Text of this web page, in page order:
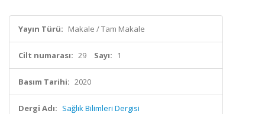
Yayın Türü: Makale / Tam Makale
Cilt numarası: 29 Sayı: 1
Basım Tarihi: 2020
Dergi Adı: Sağlık Bilimleri Dergisi